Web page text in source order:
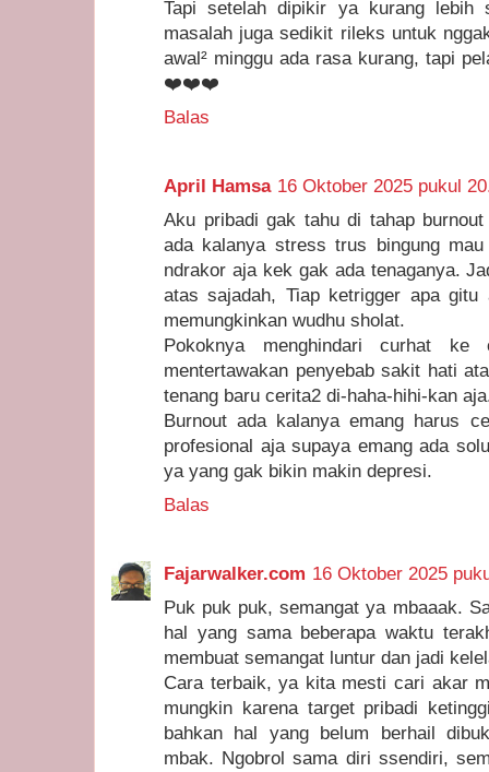
Tapi setelah dipikir ya kurang lebih
masalah juga sedikit rileks untuk
awal² minggu ada rasa kurang, tapi
❤️❤️❤️
Balas
April Hamsa 16 Oktober 2025 pukul
Aku pribadi gak tahu di tahap
ada kalanya stress trus bingung
ndrakor aja kek gak ada tenaganya.
atas sajadah, Tiap ketrigger apa
memungkinkan wudhu sholat.
Pokoknya menghindari curhat
mentertawakan penyebab sakit hati
tenang baru cerita2 di-haha-hihi-kan
Burnout ada kalanya emang harus
profesional aja supaya emang ada
ya yang gak bikin makin depresi.
Balas
Fajarwalker.com 16 Oktober 2025
Puk puk puk, semangat ya mbaaak.
hal yang sama beberapa waktu
membuat semangat luntur dan jadi
Cara terbaik, ya kita mesti cari akar
mungkin karena target pribadi
bahkan hal yang belum berhail
mbak. Ngobrol sama diri ssendiri,